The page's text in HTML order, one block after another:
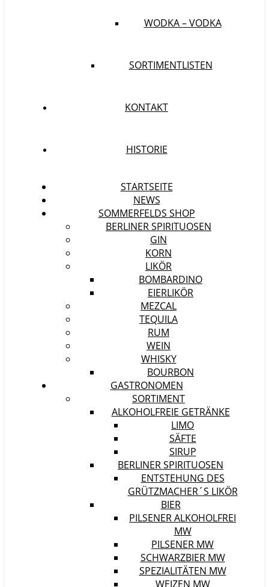
WODKA – VODKA
SORTIMENTLISTEN
KONTAKT
HISTORIE
STARTSEITE
NEWS
SOMMERFELDS SHOP
BERLINER SPIRITUOSEN
GIN
KORN
LIKÖR
BOMBARDINO
EIERLIKÖR
MEZCAL
TEQUILA
RUM
WEIN
WHISKY
BOURBON
GASTRONOMEN
SORTIMENT
ALKOHOLFREIE GETRÄNKE
LIMO
SÄFTE
SIRUP
BERLINER SPIRITUOSEN
ENTSTEHUNG DES
GRÜTZMACHER´S LIKÖR
BIER
PILSENER ALKOHOLFREI
MW
PILSENER MW
SCHWARZBIER MW
SPEZIALITÄTEN MW
WEIZEN MW